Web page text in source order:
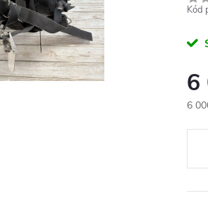
Kód
6
6